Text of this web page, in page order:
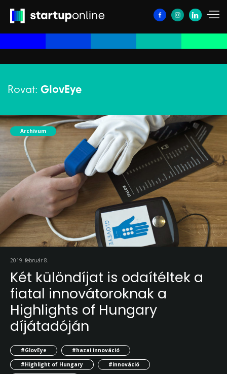
Rovat: GlovEye
Archívum
2019. február 8.
Két különdíjat is odaítéltek a
fiatal innovátoroknak a
Highlights of Hungary
díjátadóján
#GlovEye
#hazai innováció
#Highlight of Hungary
#innováció